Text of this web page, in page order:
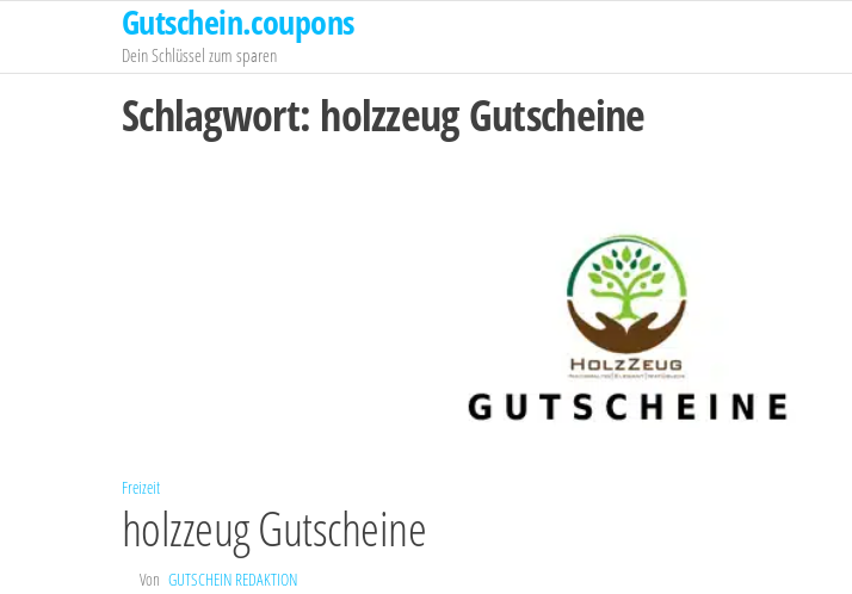
springen
Gutschein.coupons
Dein Schlüssel zum sparen
Schlagwort: holzzeug Gutscheine
Freizeit
holzzeug Gutscheine
Von GUTSCHEIN REDAKTION